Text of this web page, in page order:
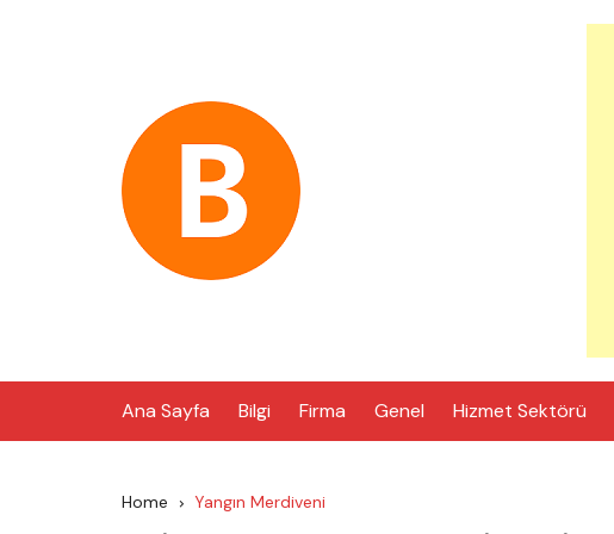
Ana Sayfa Bilgi Firma Genel Hizmet Sektörü
Home Yangın Merdiveni